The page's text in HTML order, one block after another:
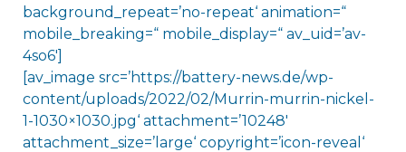
background_repeat=’no-repeat‘ animation=“
mobile_breaking=“ mobile_display=“ av_uid=’av-
4so6′]
[av_image src=’https://battery-news.de/wp-
content/uploads/2022/02/Murrin-murrin-nickel-
1-1030×1030.jpg‘ attachment=’10248′
attachment_size=’large‘ copyright=’icon-reveal‘